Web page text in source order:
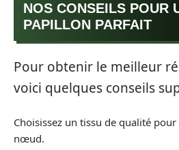
NOS CONSEILS POUR
PAPILLON PARFAIT
Pour obtenir le meilleur
voici quelques conseils
Choisissez un tissu de qualité
nœud.